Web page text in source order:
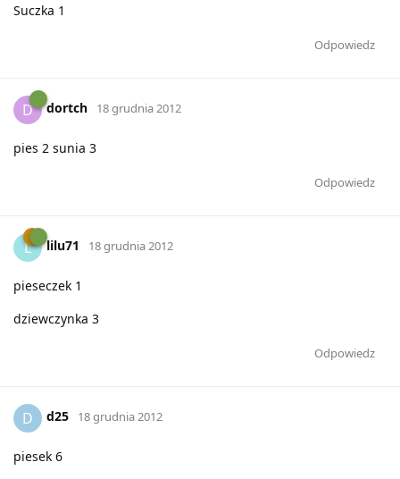
Suczka 1
Odpowiedz
D dortch 18 grudnia 2012
pies 2 sunia 3
Odpowiedz
L lilu71 18 grudnia 2012
pieseczek 1
dziewczynka 3
Odpowiedz
D d25 18 grudnia 2012
piesek 6